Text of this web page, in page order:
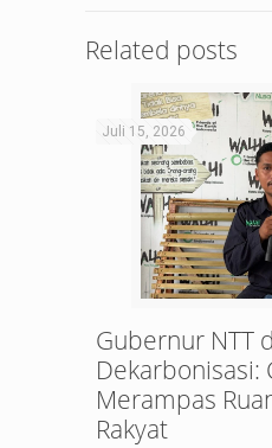
Related posts
Juli 15, 2026
Gubernur NTT
Dekarbonisasi:
Merampas
Rakyat